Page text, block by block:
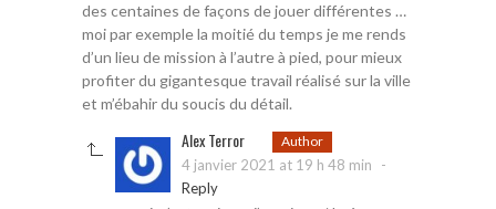
des centaines de façons de jouer différentes …
moi par exemple la moitié du temps je me rends
d’un lieu de mission à l’autre à pied, pour mieux
profiter du gigantesque travail réalisé sur la ville
et m’ébahir du soucis du détail.
Alex Terror Author
4 janvier 2021 at 19 h 48 min -
Reply